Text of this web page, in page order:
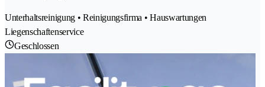
Unterhaltsreinigung • Reinigungsfirma • Hauswartungen
Liegenschaftenservice
Geschlossen